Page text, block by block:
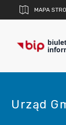
MAPA
Urząd